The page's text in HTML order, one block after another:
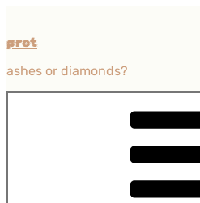
treści
prot
ashes or diamonds?